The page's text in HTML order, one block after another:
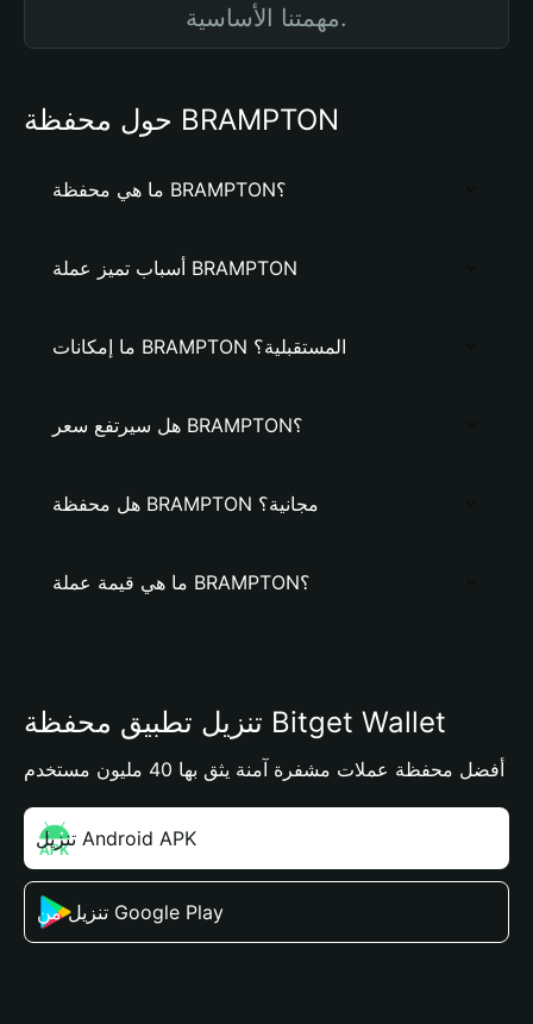
مهمتنا الأساسية.
حول محفظة BRAMPTON
ما هي محفظة BRAMPTON؟
أسباب تميز عملة BRAMPTON
ما إمكانات BRAMPTON المستقبلية؟
هل سيرتفع سعر BRAMPTON؟
هل محفظة BRAMPTON مجانية؟
ما هي قيمة عملة BRAMPTON؟
تنزيل تطبيق محفظة Bitget Wallet
أفضل محفظة عملات مشفرة آمنة يثق بها 40 مليون مستخدم
تنزيل Android APK
تنزيل من Google Play